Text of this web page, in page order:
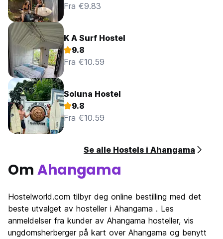
Fra €9.83
K A Surf Hostel
9.8
Fra €10.59
Soluna Hostel
9.8
Fra €10.59
Se alle Hostels i Ahangama
OmAhangama
Hostelworld.com tilbyr deg online bestilling med det
beste utvalget av hosteller i Ahangama . Les
anmeldelser fra kunder av Ahangama hosteller, vis
ungdomsherberger på kart over Ahangama og benytt